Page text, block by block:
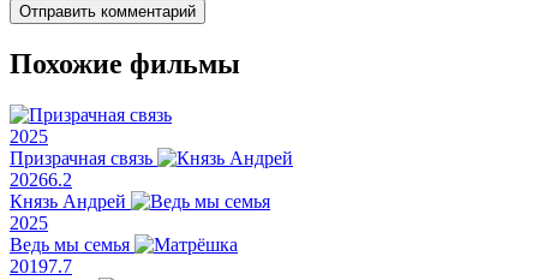
Отправить комментарий
Похожие фильмы
2025
Призрачная связь
20266.2
Князь Андрей
2025
Ведь мы семья
20197.7